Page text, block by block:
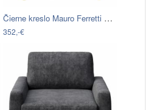
Čierne kreslo Mauro Ferretti Bucarest
352,-€